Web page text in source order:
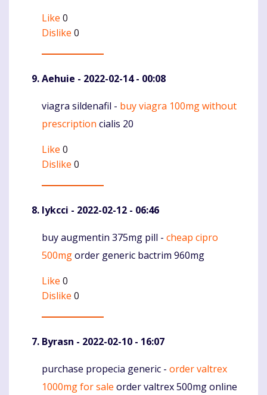
Like 0
Dislike 0
Aehuie - 2022-02-14 - 00:08
Komentaras
viagra sildenafil - buy viagra 100mg without
prescription cialis 20
Like 0
Dislike 0
Iykcci - 2022-02-12 - 06:46
Komentaras
buy augmentin 375mg pill - cheap cipro
500mgorder generic bactrim 960mg
Like 0
Dislike 0
Byrasn - 2022-02-10 - 16:07
Komentaras
purchase propecia generic - order valtrex
1000mg for sale order valtrex 500mg online